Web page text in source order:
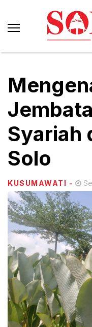
Syariah
Solo
KUSUMAWATI -